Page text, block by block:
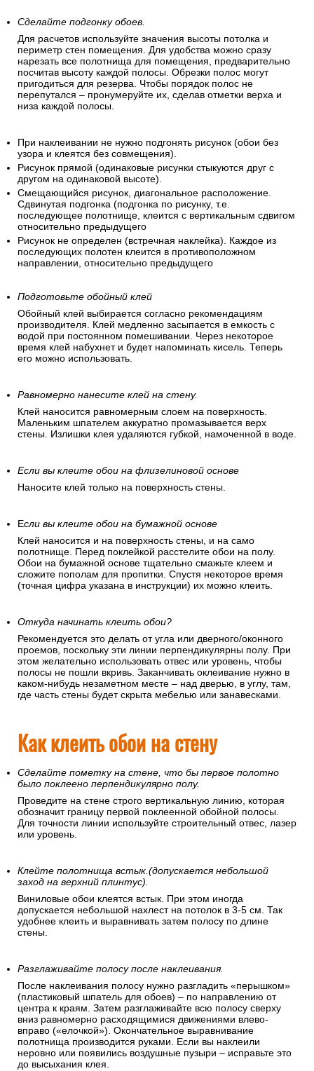
Сделайте подгонку обоев.
Для расчетов используйте значения высоты потолка и
периметр стен помещения. Для удобства можно сразу
нарезать все полотнища для помещения, предварительно
посчитав высоту каждой полосы. Обрезки полос могут
пригодиться для резерва. Чтобы порядок полос не
перепутался – пронумеруйте их, сделав отметки верха и
низа каждой полосы.
При наклеивании не нужно подгонять рисунок (обои без
узора и клеятся без совмещения).
Рисунок прямой (одинаковые рисунки стыкуются друг с
другом на одинаковой высоте).
Смещающийся рисунок, диагональное расположение.
Сдвинутая подгонка (подгонка по рисунку, т.е.
последующее полотнище, клеится с вертикальным сдвигом
относительно предыдущего
Рисунок не определен (встречная наклейка). Каждое из
последующих полотен клеится в противоположном
направлении, относительно предыдущего
Подготовьте обойный клей
Обойный клей выбирается согласно рекомендациям
производителя. Клей медленно засыпается в емкость с
водой при постоянном помешивании. Через некоторое
время клей набухнет и будет напоминать кисель. Теперь
его можно использовать.
Равномерно нанесите клей на стену.
Клей наносится равномерным слоем на поверхность.
Маленьким шпателем аккуратно промазывается верх
стены. Излишки клея удаляются губкой, намоченной в воде.
Если вы клеите обои на флизелиновой основе
Наносите клей только на поверхность стены.
Если вы клеите обои на бумажной основе
Клей наносится и на поверхность стены, и на само
полотнище. Перед поклейкой расстелите обои на полу.
Обои на бумажной основе тщательно смажьте клеем и
сложите пополам для пропитки. Спустя некоторое время
(точная цифра указана в инструкции) их можно клеить.
Откуда начинать клеить обои?
Рекомендуется это делать от угла или дверного/оконного
проемов, поскольку эти линии перпендикулярны полу. При
этом желательно использовать отвес или уровень, чтобы
полосы не пошли вкривь. Заканчивать оклеивание нужно в
каком-нибудь незаметном месте – над дверью, в углу, там,
где часть стены будет скрыта мебелью или занавесками.
Как клеить обои на стену
Сделайте пометку на стене, что бы первое полотно
было поклеено перпендикулярно полу.
Проведите на стене строго вертикальную линию, которая
обозначит границу первой поклеенной обойной полосы.
Для точности линии используйте строительный отвес, лазер
или уровень.
Клейте полотнища встык.(допускается небольшой
заход на верхний плинтус).
Виниловые обои клеятся встык. При этом иногда
допускается небольшой нахлест на потолок в 3-5 см. Так
удобнее клеить и выравнивать затем полосу по длине
стены.
Разглаживайте полосу после наклеивания.
После наклеивания полосу нужно разгладить «перышком»
(пластиковый шпатель для обоев) – по направлению от
центра к краям. Затем разглаживайте всю полосу сверху
вниз равномерно расходящимися движениями влево-
вправо («елочкой»). Окончательное выравнивание
полотнища производится руками. Если вы наклеили
неровно или появились воздушные пузыри – исправьте это
до высыхания клея.